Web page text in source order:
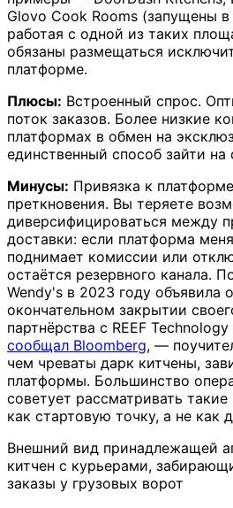
Glovo Cook Rooms (запущены
работая с одной из таких
обязаны размещаться
платформе.
Плюсы: Встроенный спрос.
поток заказов. Более низкие
платформах в обмен на
единственный способ зайти
Минусы: Привязка к
преткновения. Вы теряете
диверсифицироваться между
доставки: если платформа
поднимает комиссии или
остаётся резервного канала.
Wendy's в 2023 году объявила
окончательном закрытии
партнёрства с REEF
сообщал Bloomberg, —
чем чреваты дарк китчены,
платформы. Большинство
советует рассматривать
как стартовую точку, а не как
Внешний вид принадлежащей
китчен с курьерами,
заказы у грузовых ворот